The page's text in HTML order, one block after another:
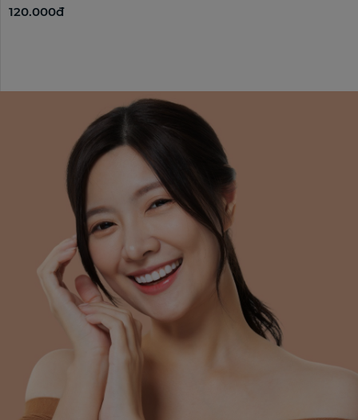
120.000đ